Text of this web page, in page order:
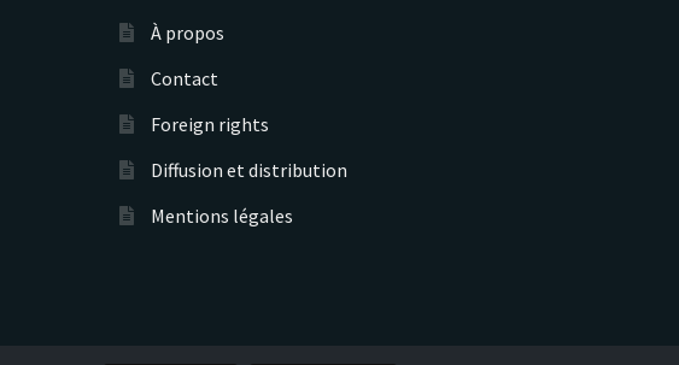
À propos
Contact
Foreign rights
Diffusion et distribution
Mentions légales